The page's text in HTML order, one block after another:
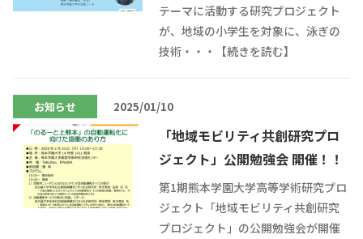
テーマに活動する研究プロジェクト
が、地域の小学生を対象に、泳ぎの
技術・・・【続きを読む】
お知らせ 2025/01/10
「地域モビリティ共創研究プロ
ジェクト」公開勉強会 開催！！
第1期熊本学園大学高等学術研究プロ
ジェクト「地域モビリティ共創研究
プロジェクト」の公開勉強会が開催